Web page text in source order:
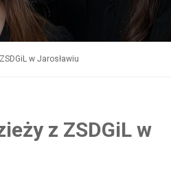
w Jarosławiu
z ZSDGiL w